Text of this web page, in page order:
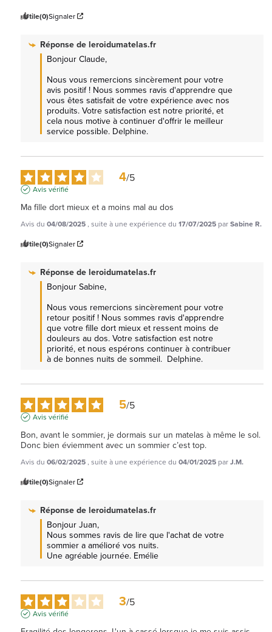
Utile(0)Signaler
Réponse deleroidumatelas.fr
Bonjour Claude,
Nous vous remercions sincèrement pour votre
avis positif ! Nous sommes ravis d'apprendre que
vous êtes satisfait de votre expérience avec nos
produits. Votre satisfaction est notre priorité, et
cela nous motive à continuer d'offrir le meilleur
service possible. Delphine.
4/5
Avis vérifié
Ma fille dort mieux et a moins mal au dos
Avis du 04/08/2025, suite à une expérience du 17/07/2025 parSabine R.
Utile(0)Signaler
Réponse deleroidumatelas.fr
Bonjour Sabine,
Nous vous remercions sincèrement pour votre
retour positif ! Nous sommes ravis d'apprendre
que votre fille dort mieux et ressent moins de
douleurs au dos. Votre satisfaction est notre
priorité, et nous espérons continuer à contribuer
à de bonnes nuits de sommeil.  Delphine.
5/5
Avis vérifié
Bon, avant le sommier, je dormais sur un matelas à même le sol.
Donc bien éviemment avec un sommier c’est top.
Avis du 06/02/2025, suite à une expérience du 04/01/2025 parJ.M.
Utile(0)Signaler
Réponse deleroidumatelas.fr
Bonjour Juan,
Nous sommes ravis de lire que l'achat de votre
sommier a amélioré vos nuits.
Une agréable journée. Emélie
3/5
Avis vérifié